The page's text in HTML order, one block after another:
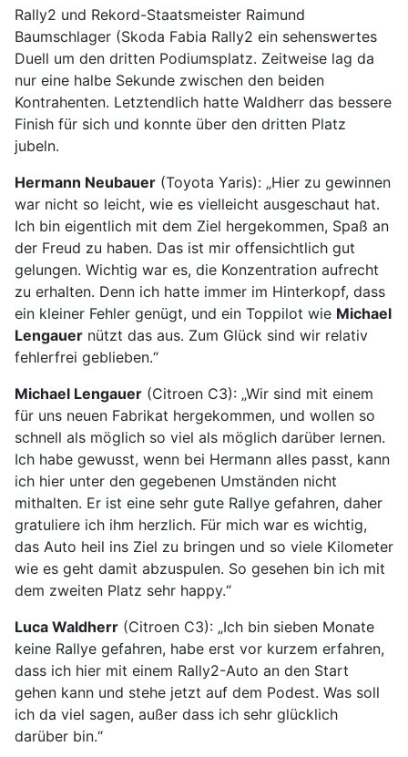
Rally2 und Rekord-Staatsmeister Raimund
Baumschlager (Skoda Fabia Rally2 ein sehenswertes
Duell um den dritten Podiumsplatz. Zeitweise lag da
nur eine halbe Sekunde zwischen den beiden
Kontrahenten. Letztendlich hatte Waldherr das bessere
Finish für sich und konnte über den dritten Platz
jubeln.
Hermann Neubauer (Toyota Yaris): „Hier zu gewinnen
war nicht so leicht, wie es vielleicht ausgeschaut hat.
Ich bin eigentlich mit dem Ziel hergekommen, Spaß an
der Freud zu haben. Das ist mir offensichtlich gut
gelungen. Wichtig war es, die Konzentration aufrecht
zu erhalten. Denn ich hatte immer im Hinterkopf, dass
ein kleiner Fehler genügt, und ein Toppilot wie Michael
Lengauer nützt das aus. Zum Glück sind wir relativ
fehlerfrei geblieben.“
Michael Lengauer (Citroen C3): „Wir sind mit einem
für uns neuen Fabrikat hergekommen, und wollen so
schnell als möglich so viel als möglich darüber lernen.
Ich habe gewusst, wenn bei Hermann alles passt, kann
ich hier unter den gegebenen Umständen nicht
mithalten. Er ist eine sehr gute Rallye gefahren, daher
gratuliere ich ihm herzlich. Für mich war es wichtig,
das Auto heil ins Ziel zu bringen und so viele Kilometer
wie es geht damit abzuspulen. So gesehen bin ich mit
dem zweiten Platz sehr happy.“
Luca Waldherr (Citroen C3): „Ich bin sieben Monate
keine Rallye gefahren, habe erst vor kurzem erfahren,
dass ich hier mit einem Rally2-Auto an den Start
gehen kann und stehe jetzt auf dem Podest. Was soll
ich da viel sagen, außer dass ich sehr glücklich
darüber bin.“